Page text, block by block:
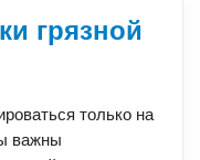
грязной
только на
важны